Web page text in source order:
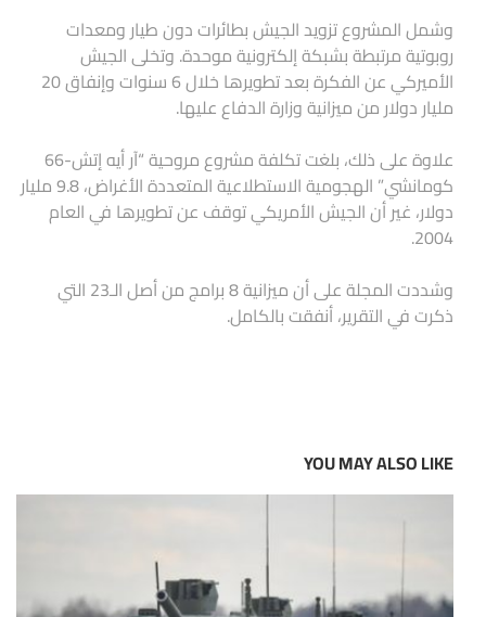
وشمل المشروع تزويد الجيش بطائرات دون طيار ومعدات
روبوتية مرتبطة بشبكة إلكترونية موحدة. وتخلى الجيش
الأميركي عن الفكرة بعد تطويرها خلال 6 سنوات وإنفاق 20
مليار دولار من ميزانية وزارة الدفاع عليها.
علاوة على ذلك، بلغت تكلفة مشروع مروحية “آر أيه إتش-66
كومانشي” الهجومية الاستطلاعية المتعددة الأغراض، 9.8 مليار
دولار، غير أن الجيش الأمريكي توقف عن تطويرها في العام
2004.
وشددت المجلة على أن ميزانية 8 برامج من أصل الـ23 التي
ذكرت في التقرير، أنفقت بالكامل.
YOU MAY ALSO LIKE